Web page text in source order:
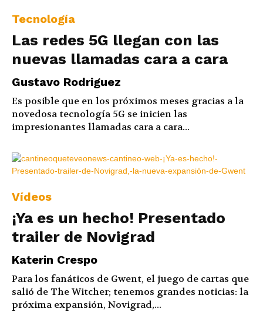
Tecnología
Las redes 5G llegan con las
nuevas llamadas cara a cara
Gustavo Rodriguez
Es posible que en los próximos meses gracias a la
novedosa tecnología 5G se inicien las
impresionantes llamadas cara a cara...
Vídeos
¡Ya es un hecho! Presentado
trailer de Novigrad
Katerin Crespo
Para los fanáticos de Gwent, el juego de cartas que
salió de The Witcher; tenemos grandes noticias: la
próxima expansión, Novigrad,...